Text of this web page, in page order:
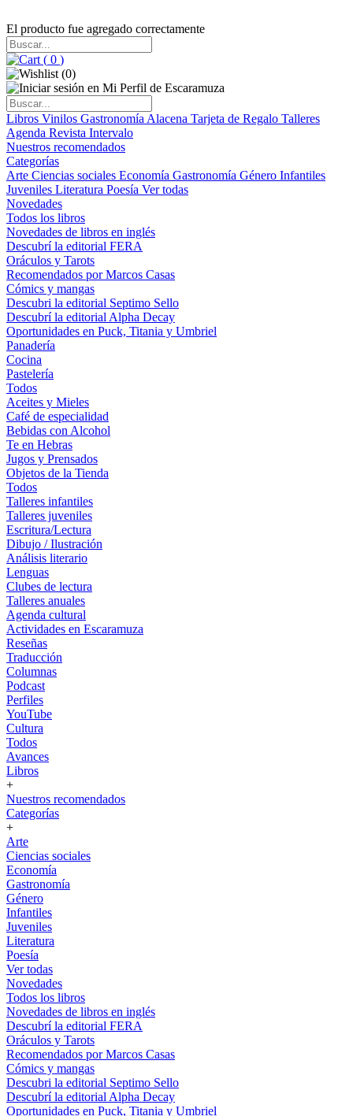
El producto fue agregado correctamente
( 0 )
(0)
Libros Vinilos Gastronomía Alacena Tarjeta de Regalo Talleres
Agenda Revista Intervalo
Nuestros recomendados
Categorías
Arte Ciencias sociales Economía Gastronomía Género Infantiles
Juveniles Literatura Poesía Ver todas
Novedades
Todos los libros
Novedades de libros en inglés
Descubrí la editorial FERA
Oráculos y Tarots
Recomendados por Marcos Casas
Cómics y mangas
Descubri la editorial Septimo Sello
Descubrí la editorial Alpha Decay
Oportunidades en Puck, Titania y Umbriel
Panadería
Cocina
Pastelería
Todos
Aceites y Mieles
Café de especialidad
Bebidas con Alcohol
Te en Hebras
Jugos y Prensados
Objetos de la Tienda
Todos
Talleres infantiles
Talleres juveniles
Escritura/Lectura
Dibujo / Ilustración
Análisis literario
Lenguas
Clubes de lectura
Talleres anuales
Agenda cultural
Actividades en Escaramuza
Reseñas
Traducción
Columnas
Podcast
Perfiles
YouTube
Cultura
Todos
Avances
Libros
+
Nuestros recomendados
Categorías
+
Arte
Ciencias sociales
Economía
Gastronomía
Género
Infantiles
Juveniles
Literatura
Poesía
Ver todas
Novedades
Todos los libros
Novedades de libros en inglés
Descubrí la editorial FERA
Oráculos y Tarots
Recomendados por Marcos Casas
Cómics y mangas
Descubri la editorial Septimo Sello
Descubrí la editorial Alpha Decay
Oportunidades en Puck, Titania y Umbriel